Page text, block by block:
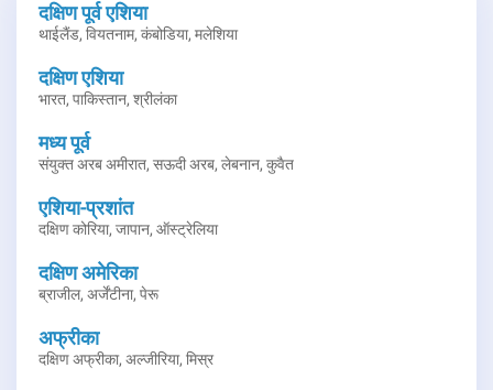
दक्षिण पूर्व एशिया
थाईलैंड, वियतनाम, कंबोडिया, मलेशिया
दक्षिण एशिया
भारत, पाकिस्तान, श्रीलंका
मध्य पूर्व
संयुक्त अरब अमीरात, सऊदी अरब, लेबनान, कुवैत
एशिया-प्रशांत
दक्षिण कोरिया, जापान, ऑस्ट्रेलिया
दक्षिण अमेरिका
ब्राजील, अर्जेंटीना, पेरू
अफ्रीका
दक्षिण अफ्रीका, अल्जीरिया, मिस्र